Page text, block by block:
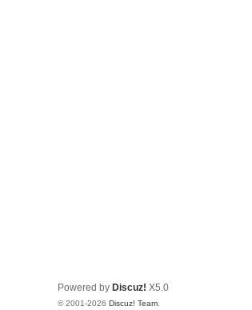
Powered by Discuz! X5.0
© 2001-2026 Discuz! Team